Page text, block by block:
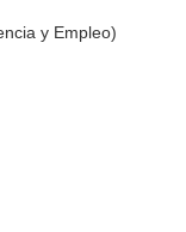
y Empleo)